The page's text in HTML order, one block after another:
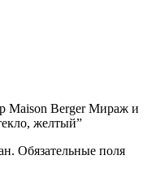
Maison Berger Мираж и
желтый”
Обязательные поля